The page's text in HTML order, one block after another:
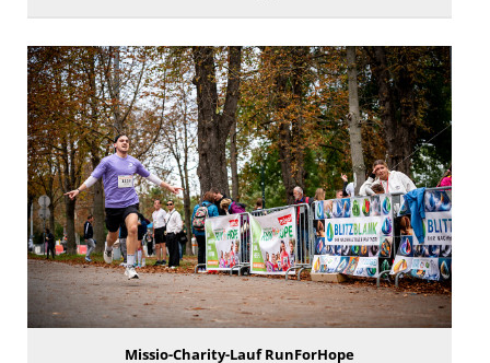
Missio-Charity-Lauf RunForHope